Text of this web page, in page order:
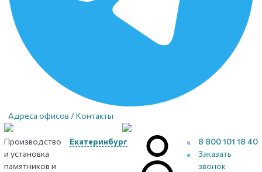
Адреса офисов / Контакты
Производство
и установка
памятников и
Екатеринбург
8 800 101 18 40
Заказать
звонок